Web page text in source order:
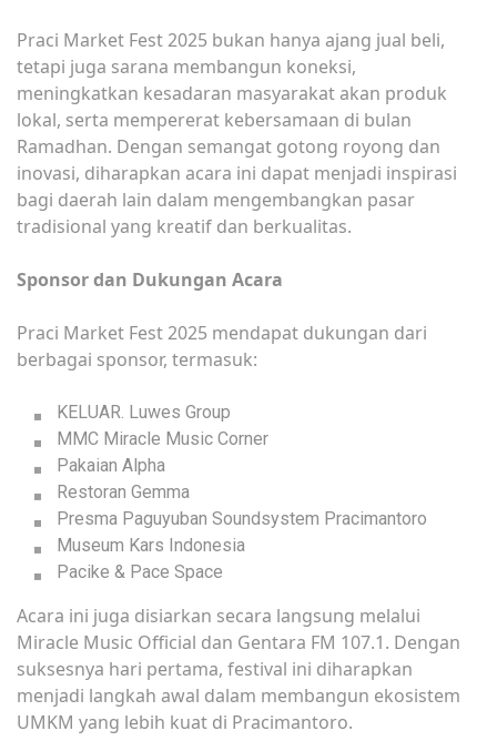
Praci Market Fest 2025 bukan hanya ajang jual beli,
tetapi juga sarana membangun koneksi,
meningkatkan kesadaran masyarakat akan produk
lokal, serta mempererat kebersamaan di bulan
Ramadhan. Dengan semangat gotong royong dan
inovasi, diharapkan acara ini dapat menjadi inspirasi
bagi daerah lain dalam mengembangkan pasar
tradisional yang kreatif dan berkualitas.
Sponsor dan Dukungan Acara
Praci Market Fest 2025 mendapat dukungan dari
berbagai sponsor, termasuk:
KELUAR. Luwes Group
MMC Miracle Music Corner
Pakaian Alpha
Restoran Gemma
Presma Paguyuban Soundsystem Pracimantoro
Museum Kars Indonesia
Pacike & Pace Space
Acara ini juga disiarkan secara langsung melalui
Miracle Music Official dan Gentara FM 107.1. Dengan
suksesnya hari pertama, festival ini diharapkan
menjadi langkah awal dalam membangun ekosistem
UMKM yang lebih kuat di Pracimantoro.